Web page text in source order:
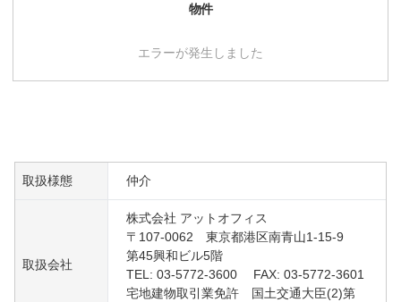
物件
エラーが発生しました
取扱様態 仲介
取扱会社
株式会社 アットオフィス
〒107-0062 東京都港区南青山1-15-9
第45興和ビル5階
TEL: 03-5772-3600 FAX: 03-5772-3601
宅地建物取引業免許 国土交通大臣(2)第